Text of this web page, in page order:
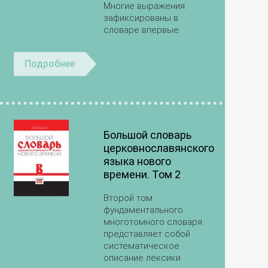
Многие выражения
зафиксированы в
словаре впервые.
Подробнее
Большой словарь
церковнославянского
языка нового
времени. Том 2
Второй том
фундаментального
многотомного словаря
представляет собой
систематическое
описание лексики